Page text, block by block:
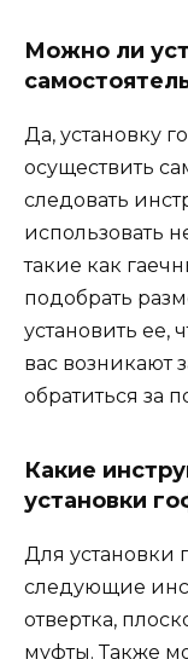
Можно ли
Да, установку
осуществить
следовать
использовать
такие как
подобрать
установить ее,
вас возникают
обратиться за
Какие
установки
Для установки
следующие
отвертка,
муфты. Также